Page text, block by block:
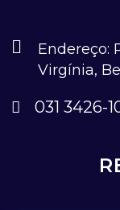
Endereço:
Virgínia,
031 3426-